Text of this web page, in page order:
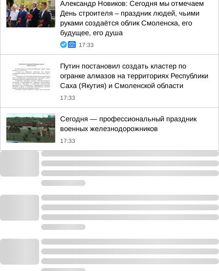
Александр Новиков: Сегодня мы отмечаем
День строителя – праздник людей, чьими
руками создаётся облик Смоленска, его
будущее, его душа
17:33
Путин постановил создать кластер по
огранке алмазов на территориях Республики
Саха (Якутия) и Смоленской области
17:33
Сегодня — профессиональный праздник
военных железнодорожников
17:33